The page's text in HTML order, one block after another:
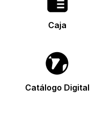
Caja
Catálogo Digital